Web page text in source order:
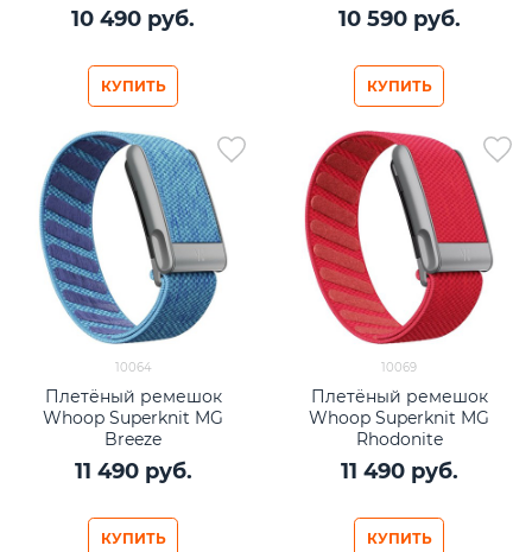
10 490 руб.
КУПИТЬ
10 590 руб.
КУПИТЬ
10064
Плетёный ремешок
Whoop Superknit MG
Breeze
11 490 руб.
КУПИТЬ
10069
Плетёный ремешок
Whoop Superknit MG
Rhodonite
11 490 руб.
КУПИТЬ